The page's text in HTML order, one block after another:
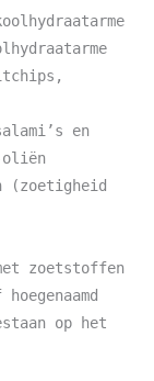
en
oliën
(zoetigheid
zoetstoffen
op het